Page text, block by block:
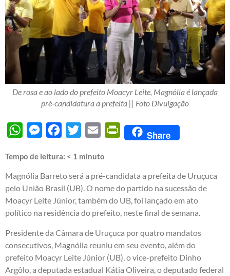
De rosa e ao lado do prefeito Moacyr Leite, Magnólia é lançada
pré-candidatura a prefeita || Foto Divulgação
WhatsAppMessengerFacebook
Twitter Email PrintFriendly
Share
Tempo de leitura: < 1 minuto
Magnólia Barreto será a pré-candidata a prefeita de Uruçuca
pelo União Brasil (UB). O nome do partido na sucessão de
Moacyr Leite Júnior, também do UB, foi lançado em ato
político na residência do prefeito, neste final de semana.
Presidente da Câmara de Uruçuca por quatro mandatos
consecutivos, Magnólia reuniu em seu evento, além do
prefeito Moacyr Leite Júnior (UB), o vice-prefeito Dinho
Argôlo, a deputada estadual Kátia Oliveira, o deputado federal